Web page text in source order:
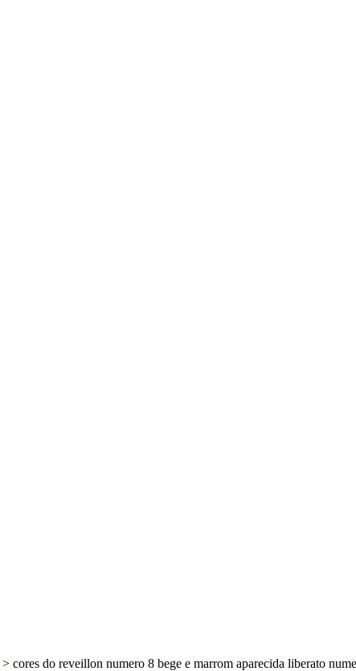
> cores do reveillon numero 8 bege e marrom aparecida liberato